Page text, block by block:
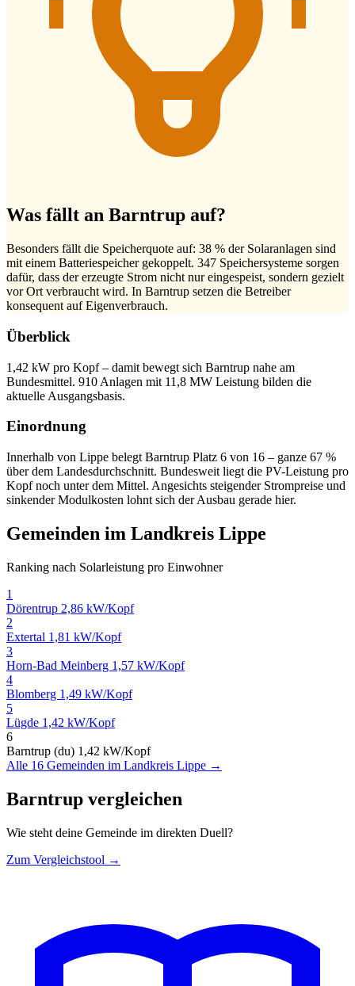
Was fällt an Barntrup auf?
Besonders fällt die Speicherquote auf: 38 % der Solaranlagen sind
mit einem Batteriespeicher gekoppelt. 347 Speichersysteme sorgen
dafür, dass der erzeugte Strom nicht nur eingespeist, sondern gezielt
vor Ort verbraucht wird. In Barntrup setzen die Betreiber
konsequent auf Eigenverbrauch.
Überblick
1,42 kW pro Kopf – damit bewegt sich Barntrup nahe am
Bundesmittel. 910 Anlagen mit 11,8 MW Leistung bilden die
aktuelle Ausgangsbasis.
Einordnung
Innerhalb von Lippe belegt Barntrup Platz 6 von 16 – ganze 67 %
über dem Landesdurchschnitt. Bundesweit liegt die PV-Leistung pro
Kopf noch unter dem Mittel. Angesichts steigender Strompreise und
sinkender Modulkosten lohnt sich der Ausbau gerade hier.
Gemeinden im Landkreis Lippe
Ranking nach Solarleistung pro Einwohner
1
Dörentrup 2,86 kW/Kopf
2
Extertal 1,81 kW/Kopf
3
Horn-Bad Meinberg 1,57 kW/Kopf
4
Blomberg 1,49 kW/Kopf
5
Lügde 1,42 kW/Kopf
6
Barntrup (du) 1,42 kW/Kopf
Alle 16 Gemeinden im Landkreis Lippe →
Barntrup vergleichen
Wie steht deine Gemeinde im direkten Duell?
Zum Vergleichstool →